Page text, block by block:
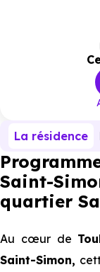
La résidence
Saint-
quartier
Au cœur de
Saint-Simon,